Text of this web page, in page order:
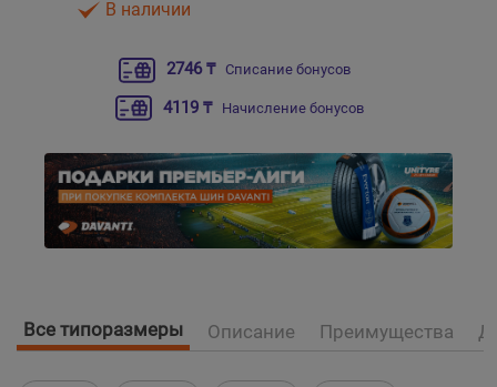
В наличии
2746 ₸ Списание бонусов
4119 ₸ Начисление бонусов
Все типоразмеры Описание Преимущества
Шымкент